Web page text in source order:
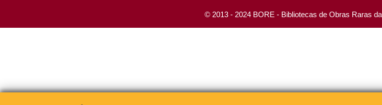
© 2013 - 2024 BORE - Bibliotecas de Obras Raras